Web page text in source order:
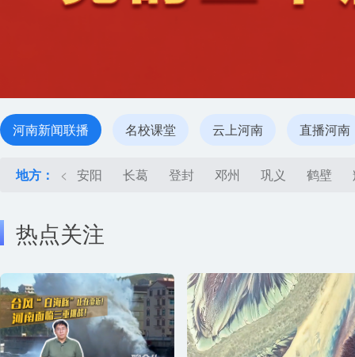
河南新闻联播 名校课堂 云上河南 直播河南
地方： < 安阳 长葛 登封 邓州 巩义 鹤壁
热点关注